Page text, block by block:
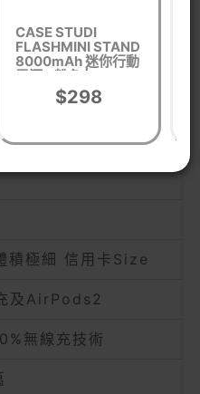
Apple MagSafe磁吸
支持iPhone15/三星
極細 信用卡Size
及AirPods2
無線充技術
CASE STUDI
FLASHMINI STAND
8000mAh 迷你行動
電源 - 粉色 | Tempo
紙巾Size | 製摺疊式
支架 | 香港行貨
$298